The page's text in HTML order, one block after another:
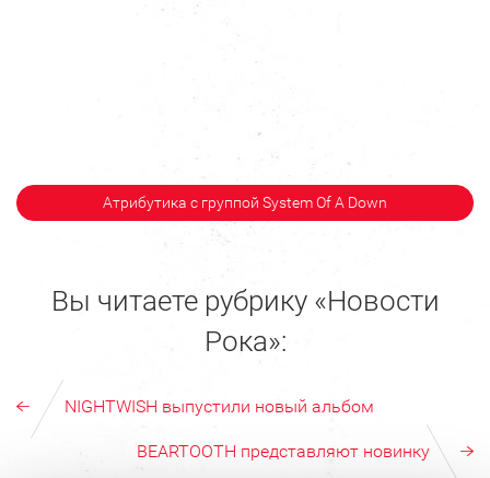
Атрибутика с группой System Of A Down
Вы читаете рубрику «Новости
Рока»:
NIGHTWISH выпустили новый альбом
BEARTOOTH представляют новинку